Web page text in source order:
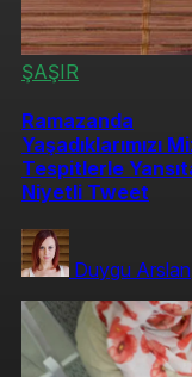
ŞAŞIR
Ramazanda
Yaşadıklarımızı
Tespitlerle
Niyetli Tweet
Duygu Arslan